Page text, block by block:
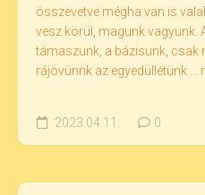
összevetve mégha van is
vesz körül, magunk vagyunk.
támaszunk, a bázisunk, csak
rájövünnk az egyedüllétünk ...
2023.04.11. 0